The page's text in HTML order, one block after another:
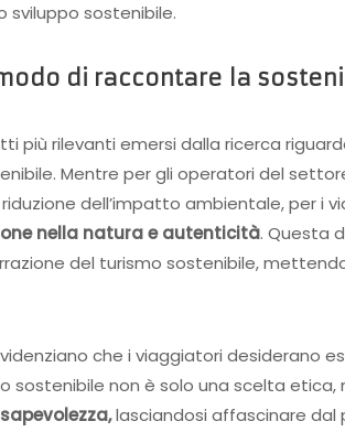
sviluppo sostenibile.
di raccontare la
più rilevanti emersi dalla ricerca
Mentre per gli operatori del
dell’impatto ambientale, per i
nella natura e autenticità. Questa
del turismo sostenibile,
che i viaggiatori desiderano
sostenibile non è solo una scelta etica,
lasciandosi affascinare dal